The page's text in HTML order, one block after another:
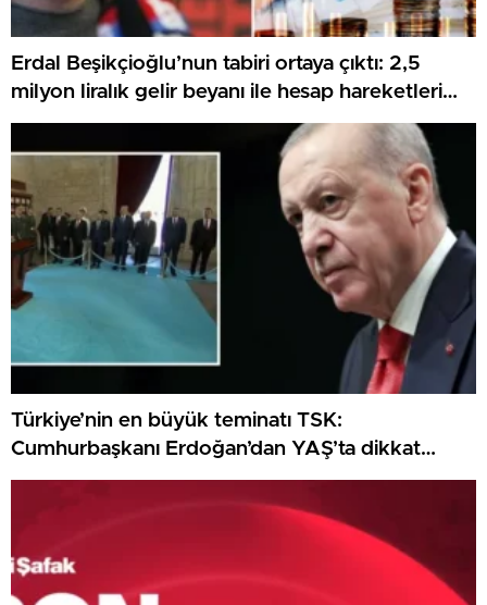
Erdal Beşikçioğlu’nun tabiri ortaya çıktı: 2,5
milyon liralık gelir beyanı ile hesap hareketleri
örtüşmedi
Türkiye’nin en büyük teminatı TSK:
Cumhurbaşkanı Erdoğan’dan YAŞ’ta dikkat
çeken ileti